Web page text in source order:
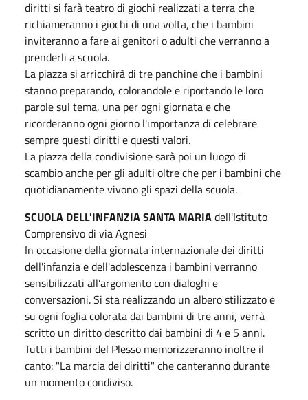
diritti si farà teatro di giochi realizzati a terra che
richiameranno i giochi di una volta, che i bambini
inviteranno a fare ai genitori o adulti che verranno a
prenderli a scuola.
La piazza si arricchirà di tre panchine che i bambini
stanno preparando, colorandole e riportando le loro
parole sul tema, una per ogni giornata e che
ricorderanno ogni giorno l'importanza di celebrare
sempre questi diritti e questi valori.
La piazza della condivisione sarà poi un luogo di
scambio anche per gli adulti oltre che per i bambini che
quotidianamente vivono gli spazi della scuola.
SCUOLA DELL'INFANZIA SANTA MARIAdell'Istituto
Comprensivo di via Agnesi
In occasione della giornata internazionale dei diritti
dell'infanzia e dell'adolescenza i bambini verranno
sensibilizzati all'argomento con dialoghi e
conversazioni. Si sta realizzando un albero stilizzato e
su ogni foglia colorata dai bambini di tre anni, verrà
scritto un diritto descritto dai bambini di 4 e 5 anni.
Tutti i bambini del Plesso memorizzeranno inoltre il
canto: "La marcia dei diritti" che canteranno durante
un momento condiviso.